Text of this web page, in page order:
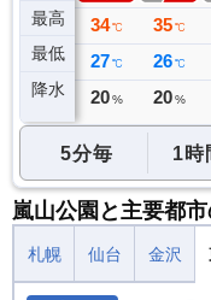
最高
最低
降水
35 ℃
27 ℃
0 ミリ
34 ℃
27 ℃
20 %
35 ℃
26 ℃
20 %
5分毎 1時
嵐山公園と主要都
札幌 仙台 金沢